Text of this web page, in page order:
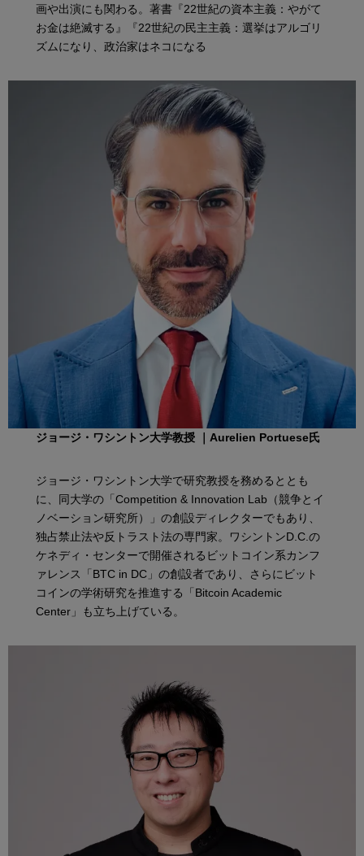
画や出演にも関わる。著書『22世紀の資本主義：やがて
お金は絶滅する』『22世紀の民主主義：選挙はアルゴリ
ズムになり、政治家はネコになる
ジョージ・ワシントン大学教授 ｜Aurelien Portuese氏
ジョージ・ワシントン大学で研究教授を務めるととも
に、同大学の「Competition & Innovation Lab（競争とイ
ノベーション研究所）」の創設ディレクターでもあり、
独占禁止法や反トラスト法の専門家。ワシントンD.C.の
ケネディ・センターで開催されるビットコイン系カンフ
ァレンス「BTC in DC」の創設者であり、さらにビット
コインの学術研究を推進する「Bitcoin Academic
Center」も立ち上げている。